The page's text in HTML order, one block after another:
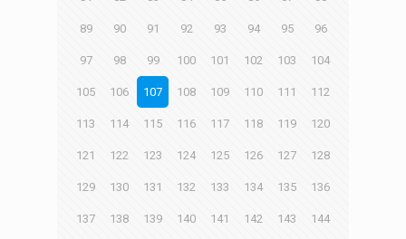
89 90 91 92 93 94 95 96
97 98 99 100 101 102 103 104
105 106 107 108 109 110 111 112
113 114 115 116 117 118 119 120
121 122 123 124 125 126 127 128
129 130 131 132 133 134 135 136
137 138 139 140 141 142 143 144